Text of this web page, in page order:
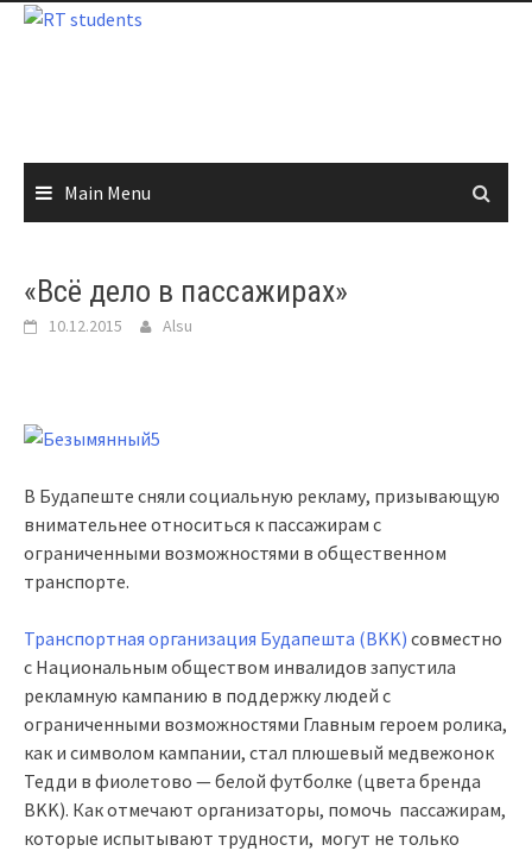
Skip
Main Menu
«Всё дело в пассажирах»
10.12.2015 Alsu
В Будапеште сняли социальную рекламу, призывающую
внимательнее относиться к пассажирам с
ограниченными возможностями в общественном
транспорте.
Транспортная организация Будапешта (BKK) совместно
с Национальным обществом инвалидов запустила
рекламную кампанию в поддержку людей с
ограниченными возможностями Главным героем ролика,
как и символом кампании, стал плюшевый медвежонок
Тедди в фиолетово — белой футболке (цвета бренда
BKK). Как отмечают организаторы, помочь пассажирам,
которые испытывают трудности, могут не только